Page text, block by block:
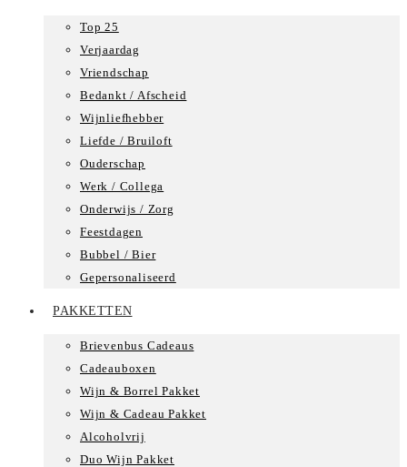
Top 25
Verjaardag
Vriendschap
Bedankt / Afscheid
Wijnliefhebber
Liefde / Bruiloft
Ouderschap
Werk / Collega
Onderwijs / Zorg
Feestdagen
Bubbel / Bier
Gepersonaliseerd
PAKKETTEN
Brievenbus Cadeaus
Cadeauboxen
Wijn & Borrel Pakket
Wijn & Cadeau Pakket
Alcoholvrij
Duo Wijn Pakket